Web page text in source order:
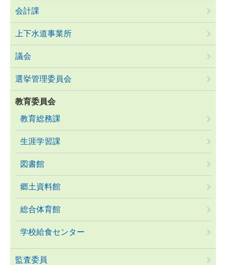
会計課
上下水道事業所
議会
選挙管理委員会
教育委員会
教育総務課
生涯学習課
図書館
郷土資料館
総合体育館
学校給食センター
監査委員